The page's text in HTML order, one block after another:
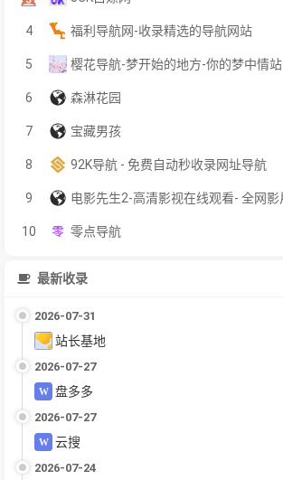
4 福利导航网-收录精选的导航网站
5 樱花导航-梦开始的地方-你的梦中情站
6 森淋花园
7 宝藏男孩
8 92K导航 - 免费自动秒收录网址导航
9
10 零点导航
最新收录
2026-07-31
站长基地
2026-07-27
盘多多
2026-07-27
云搜
2026-07-24